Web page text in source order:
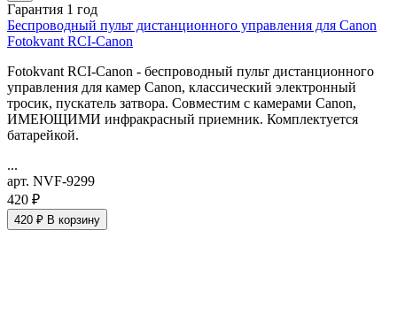
Гарантия 1 год
Беспроводный пульт дистанционного управления для Сanon
Fotokvant RCI-Canon
Fotokvant RCI-Canon - беспроводный пульт дистанционного
управления для камер Сanon, классический электронный
тросик, пускатель затвора. Совместим с камерами Canon,
ИМЕЮЩИМИ инфракрасный приемник. Комплектуется
батарейкой.
...
арт. NVF-9299
420 ₽
420 ₽ В корзину